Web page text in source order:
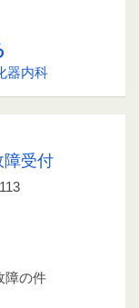
器内科
障受付
障の件